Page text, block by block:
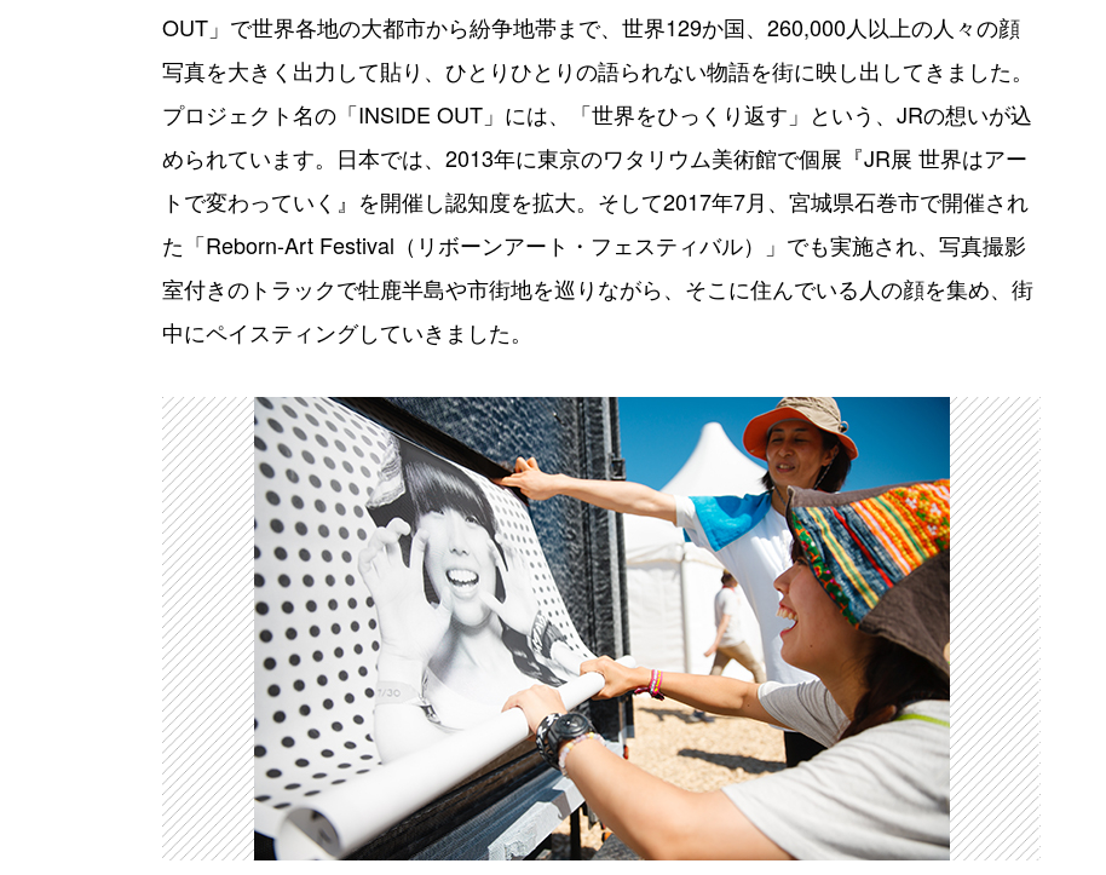
OUT」で世界各地の大都市から紛争地帯まで、世界129か国、260,000人以上の人々の顔
写真を大きく出力して貼り、ひとりひとりの語られない物語を街に映し出してきました。
プロジェクト名の「INSIDE OUT」には、「世界をひっくり返す」という、JRの想いが込
められています。日本では、2013年に東京のワタリウム美術館で個展『JR展 世界はアー
トで変わっていく』を開催し認知度を拡大。そして2017年7月、宮城県石巻市で開催され
た「Reborn-Art Festival（リボーンアート・フェスティバル）」でも実施され、写真撮影
室付きのトラックで牡鹿半島や市街地を巡りながら、そこに住んでいる人の顔を集め、街
中にペイスティングしていきました。